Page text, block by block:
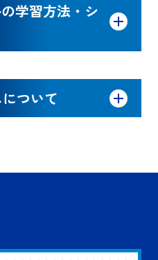
学習方法・シ
ついて